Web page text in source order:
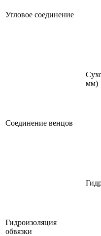
Угловое соединение
Соединение венцов
мм)
Гидроизоляция
обвязки